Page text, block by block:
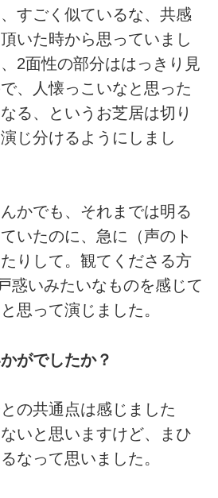
すごく似ているな、共感
いた時から思っていまし
2面性の部分ははっきり見
、人懐っこいなと思った
る、というお芝居は切り
じ分けるようにしまし
かでも、それまでは明る
いたのに、急に（声のト
りして。観てくださる方
惑いみたいなものを感じて
思って演じました。
がでしたか？
の共通点は感じました
いと思いますけど、まひ
なって思いました。